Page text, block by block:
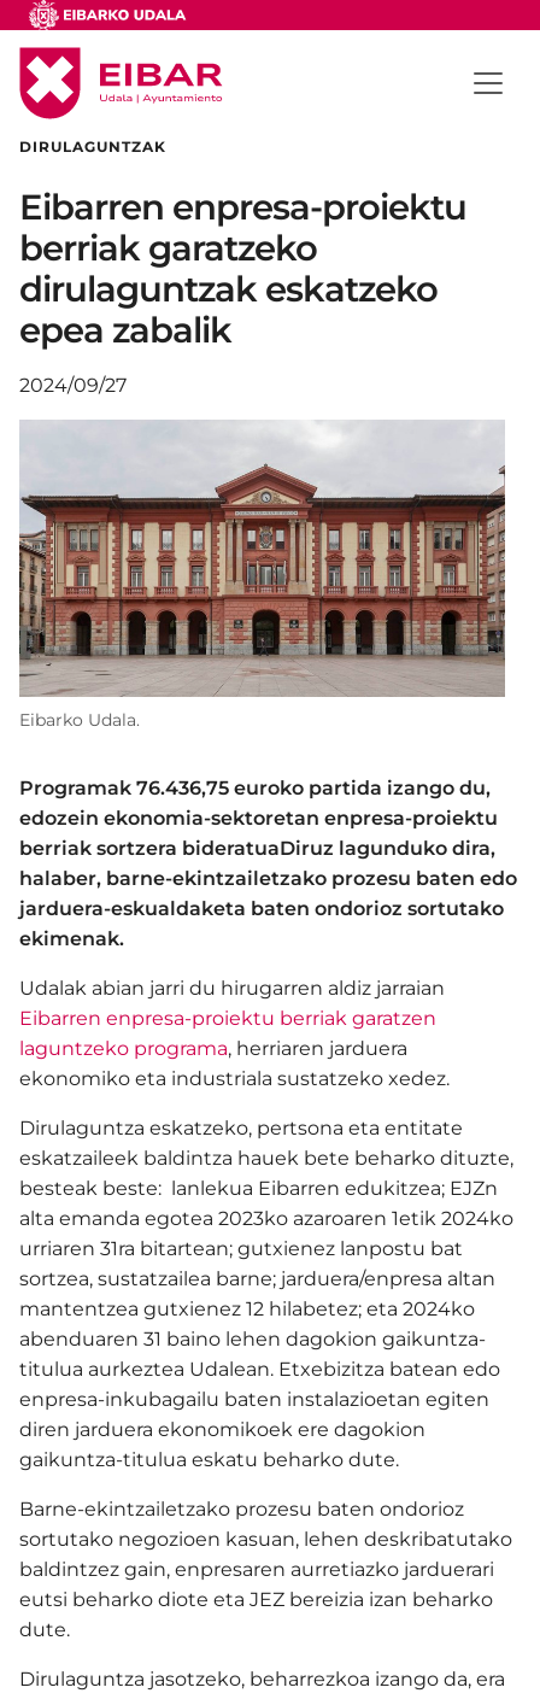
DIRULAGUNTZAK
Eibarren enpresa-proiektu
berriak garatzeko
dirulaguntzak eskatzeko
epea zabalik
2024/09/27
Eibarko Udala.
Programak 76.436,75 euroko partida izango du,
edozein ekonomia-sektoretan enpresa-proiektu
berriak sortzera bideratuaDiruz lagunduko dira,
halaber, barne-ekintzailetzako prozesu baten edo
jarduera-eskualdaketa baten ondorioz sortutako
ekimenak.
Udalak abian jarri du hirugarren aldiz jarraian
Eibarren enpresa-proiektu berriak garatzen
laguntzeko programa, herriaren jarduera
ekonomiko eta industriala sustatzeko xedez.
Dirulaguntza eskatzeko, pertsona eta entitate
eskatzaileek baldintza hauek bete beharko dituzte,
besteak beste: lanlekua Eibarren edukitzea; EJZn
alta emanda egotea 2023ko azaroaren 1etik 2024ko
urriaren 31ra bitartean; gutxienez lanpostu bat
sortzea, sustatzailea barne; jarduera/enpresa altan
mantentzea gutxienez 12 hilabetez; eta 2024ko
abenduaren 31 baino lehen dagokion gaikuntza-
titulua aurkeztea Udalean. Etxebizitza batean edo
enpresa-inkubagailu baten instalazioetan egiten
diren jarduera ekonomikoek ere dagokion
gaikuntza-titulua eskatu beharko dute.
Barne-ekintzailetzako prozesu baten ondorioz
sortutako negozioen kasuan, lehen deskribatutako
baldintzez gain, enpresaren aurretiazko jarduerari
eutsi beharko diote eta JEZ bereizia izan beharko
dute.
Dirulaguntza jasotzeko, beharrezkoa izango da, era